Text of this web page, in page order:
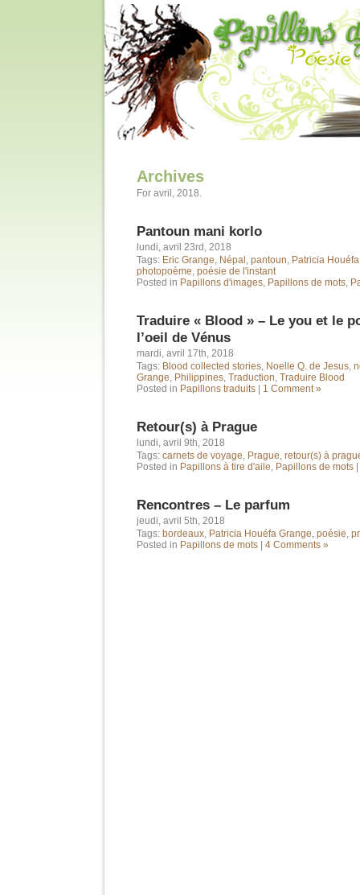
Archives
For avril, 2018.
Pantoun mani korlo
lundi, avril 23rd, 2018
Tags: Eric Grange, Népal , pantoun, Patricia
photopoème, poésie de l'instant
Posted in Papillons d'images, Papillons de mots,
Traduire « Blood » – Le you et le
l’oeil de Vénus
mardi, avril 17th, 2018
Tags: Blood collected stories, Noelle Q. de Jesus,
Grange, Philippines, Traduction, Traduire Blood
Posted in Papillons traduits 1 Comment »
Retour(s) à Prague
lundi, avril 9th, 2018
Tags: carnets de voyage, Prague, retour(s) à
Posted in Papillons à tire d'aile, Papillons de mots
Rencontres – Le parfum
jeudi, avril 5th, 2018
Tags: bordeaux, Patricia Houéfa Grange, poésie,
Posted in Papillons de mots 4 Comments »